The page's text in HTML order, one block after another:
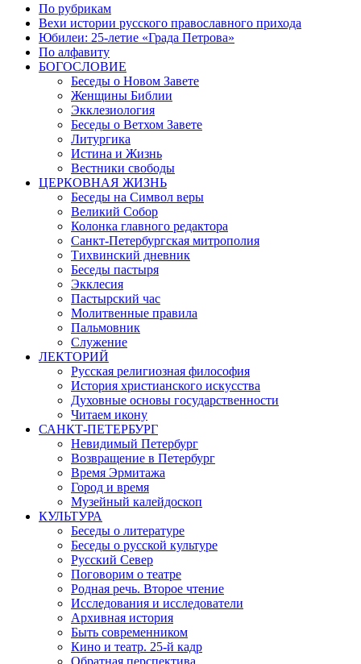
По рубрикам
Вехи истории русского православного прихода
Юбилеи: 25-летие «Града Петрова»
По алфавиту
БОГОСЛОВИЕ
Беседы о Новом Завете
Женщины Библии
Экклезиология
Беседы о Ветхом Завете
Литургика
Истина и Жизнь
Вестники свободы
ЦЕРКОВНАЯ ЖИЗНЬ
Беседы на Символ веры
Великий Собор
Колонка главного редактора
Санкт-Петербургская митрополия
Тихвинский дневник
Беседы пастыря
Экклесия
Пастырский час
Молитвенные правила
Пальмовник
Служение
ЛЕКТОРИЙ
Русская религиозная философия
История христианского искусства
Духовные основы государственности
Читаем икону
САНКТ-ПЕТЕРБУРГ
Невидимый Петербург
Возвращение в Петербург
Время Эрмитажа
Город и время
Музейный калейдоскоп
КУЛЬТУРА
Беседы о литературе
Беседы о русской культуре
Русский Север
Поговорим о театре
Родная речь. Второе чтение
Исследования и исследователи
Архивная история
Быть современником
Кино и театр. 25-й кадр
Обратная перспектива